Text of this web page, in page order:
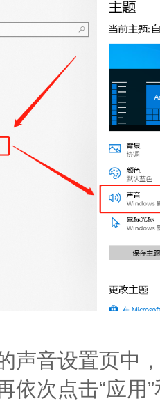
声音设置页中
依次点击“应用”